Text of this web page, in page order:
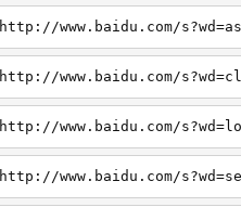
http://www.baidu.com/
http://www.baidu.com/
http://www.baidu.com/
http://www.baidu.com/